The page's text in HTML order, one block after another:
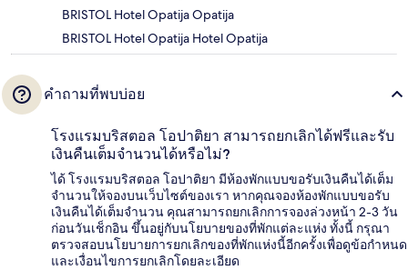
BRISTOL Hotel Opatija Opatija
BRISTOL Hotel Opatija Hotel Opatija
คำถามที่พบบ่อย
โรงแรมบริสตอล โอปาติยา สามารถยกเลิกได้ฟรีและรับ
เงินคืนเต็มจำนวนได้หรือไม่?
ได้ โรงแรมบริสตอล โอปาติยา มีห้องพักแบบขอรับเงินคืนได้เต็ม
จำนวนให้จองบนเว็บไซต์ของเรา หากคุณจองห้องพักแบบขอรับ
เงินคืนได้เต็มจำนวน คุณสามารถยกเลิกการจองล่วงหน้า 2-3 วัน
ก่อนวันเช็กอิน ขึ้นอยู่กับนโยบายของที่พักแต่ละแห่ง ทั้งนี้ กรุณา
ตรวจสอบนโยบายการยกเลิกของที่พักแห่งนี้อีกครั้งเพื่อดูข้อกำหนด
และเงื่อนไขการยกเลิกโดยละเอียด